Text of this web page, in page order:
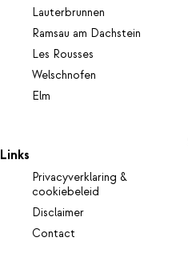
Lauterbrunnen
Ramsau am Dachstein
Les Rousses
Welschnofen
Elm
Links
Privacyverklaring &
cookiebeleid
Disclaimer
Contact